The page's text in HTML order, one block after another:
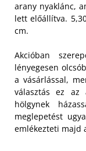
arany nyaklánc,
lett előállítva.
cm.
Akcióban
lényegesen
a vásárlással,
választás ez az
hölgynek
meglepetést
emlékezteti majd